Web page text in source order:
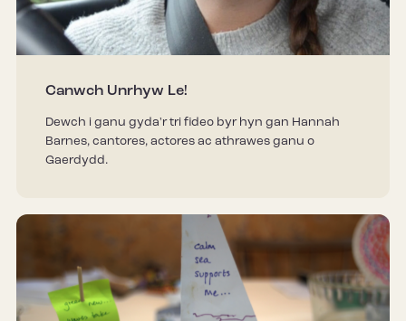
Canwch Unrhyw Le!
Dewch i ganu gyda'r tri fideo byr hyn gan Hannah
Barnes, cantores, actores ac athrawes ganu o
Gaerdydd.